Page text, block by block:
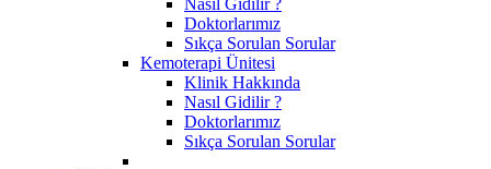
Doktorlarımız
Sıkça Sorulan Sorular
Kemoterapi Ünitesi
Klinik Hakkında
Nasıl Gidilir ?
Doktorlarımız
Sıkça Sorulan Sorular